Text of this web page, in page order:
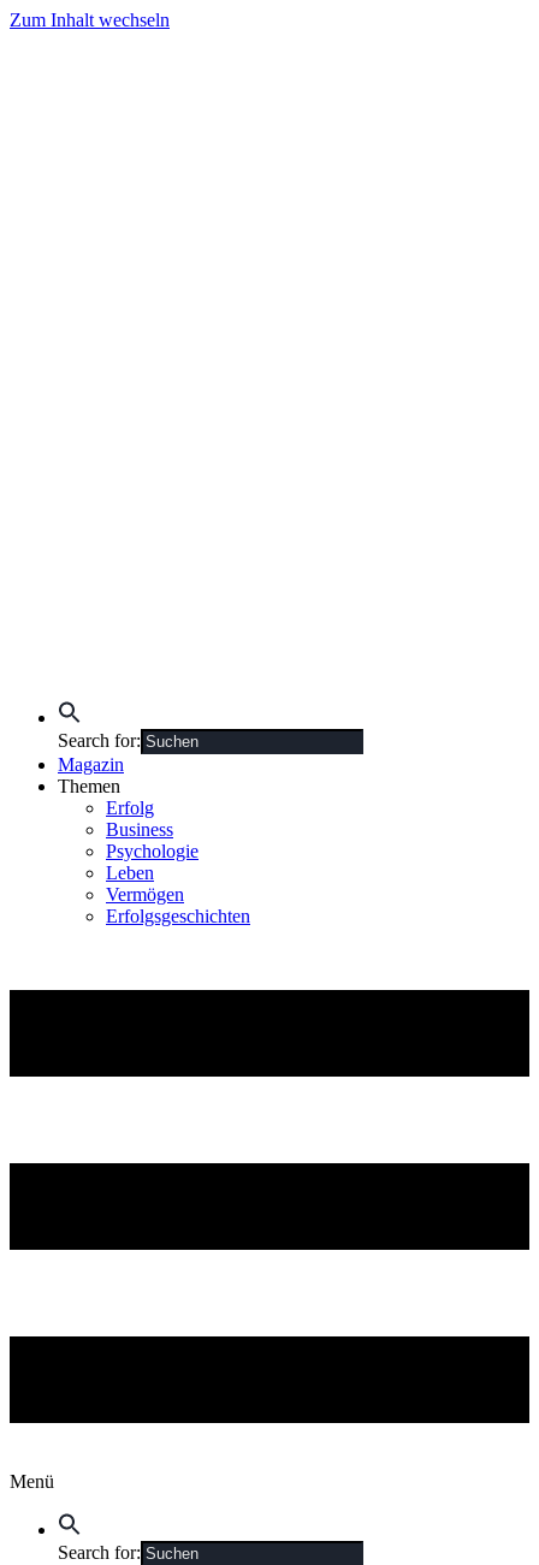
Zum Inhalt wechseln
Search for:
Magazin
Themen
Erfolg
Business
Psychologie
Leben
Vermögen
Erfolgsgeschichten
Menü
Search for: